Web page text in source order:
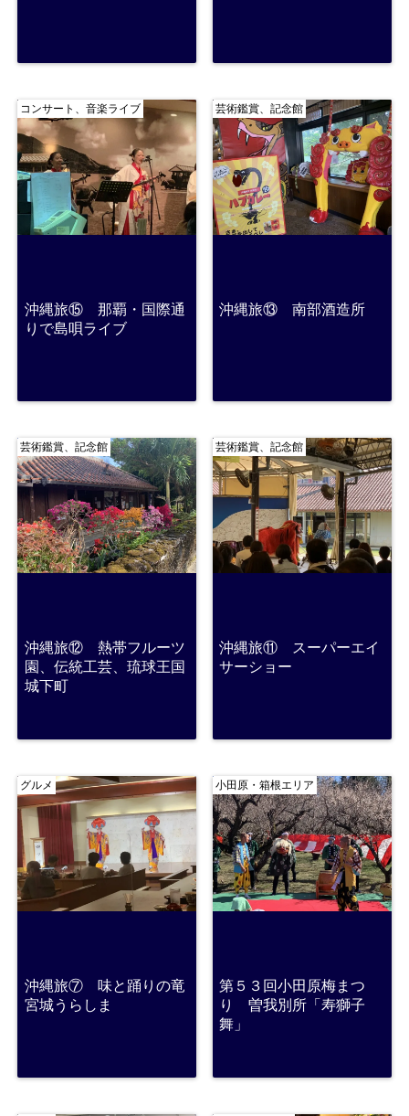
コンサート、音楽ライブ
沖縄旅⑮ 那覇・国際通
りで島唄ライブ
芸術鑑賞、記念館
沖縄旅⑬ 南部酒造所
芸術鑑賞、記念館
沖縄旅⑫ 熱帯フルーツ
園、伝統工芸、琉球王国
城下町
芸術鑑賞、記念館
沖縄旅⑪ スーパーエイ
サーショー
グルメ
沖縄旅⑦ 味と踊りの竜
宮城うらしま
小田原・箱根エリア
第５３回小田原梅まつ
り 曽我別所「寿獅子
舞」